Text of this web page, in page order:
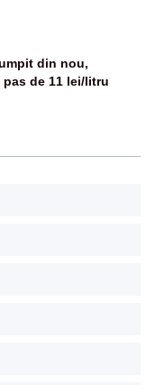
două F-16
din nou,
de 11 lei/litru